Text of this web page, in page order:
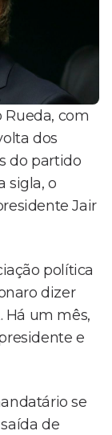
Rueda, com
dos
do partido
sigla, o
Jair
política
dizer
Há um mês,
e
se
de